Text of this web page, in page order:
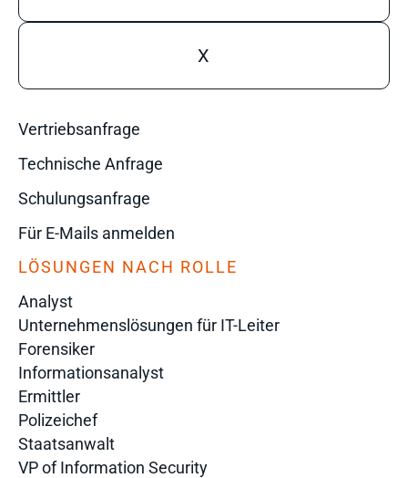
X
Vertriebsanfrage
Technische Anfrage
Schulungsanfrage
Für E-Mails anmelden
LÖSUNGEN NACH ROLLE
Analyst
Unternehmenslösungen für IT-Leiter
Forensiker
Informationsanalyst
Ermittler
Polizeichef
Staatsanwalt
VP of Information Security